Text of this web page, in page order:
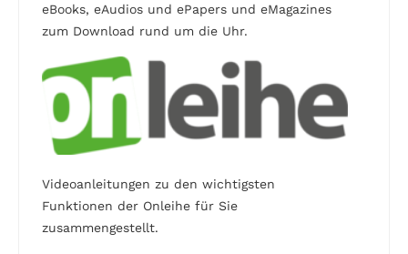
eBooks, eAudios und ePapers und eMagazines
zum Download rund um die Uhr.
Videoanleitungen zu den wichtigsten
Funktionen der Onleihe für Sie
zusammengestellt.